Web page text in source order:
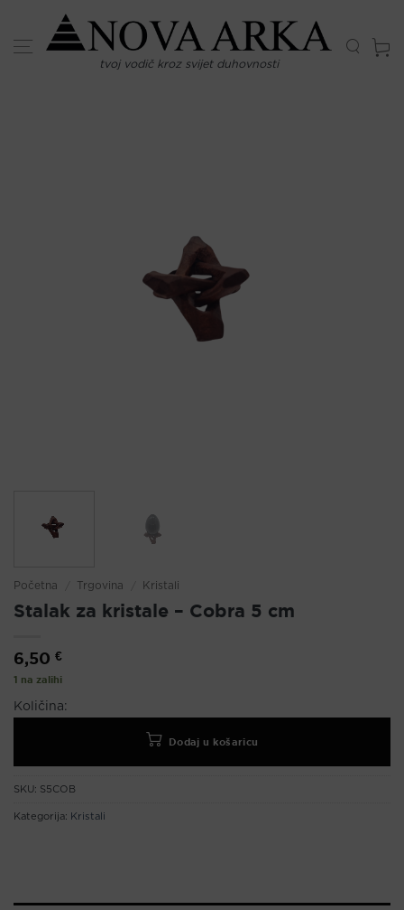
content
tvoj vodič kroz svijet duhovnosti
Početna Trgovina Kristali
Stalak za kristale – Cobra 5 cm
6,50 €
1 na zalihi
Količina:
Dodaj u košaricu
SKU: S5COB
Kategorija: Kristali